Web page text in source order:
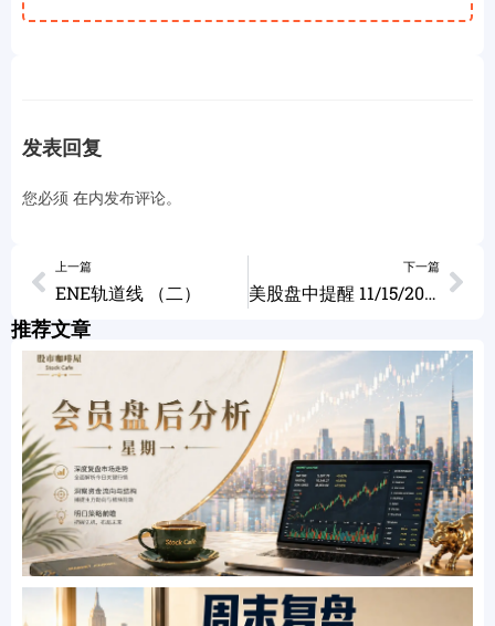
发表回复
您必须 在内发布评论。
上一篇
ENE轨道线 （二）
下一篇
美股盘中提醒 11/15/2022
推荐文章